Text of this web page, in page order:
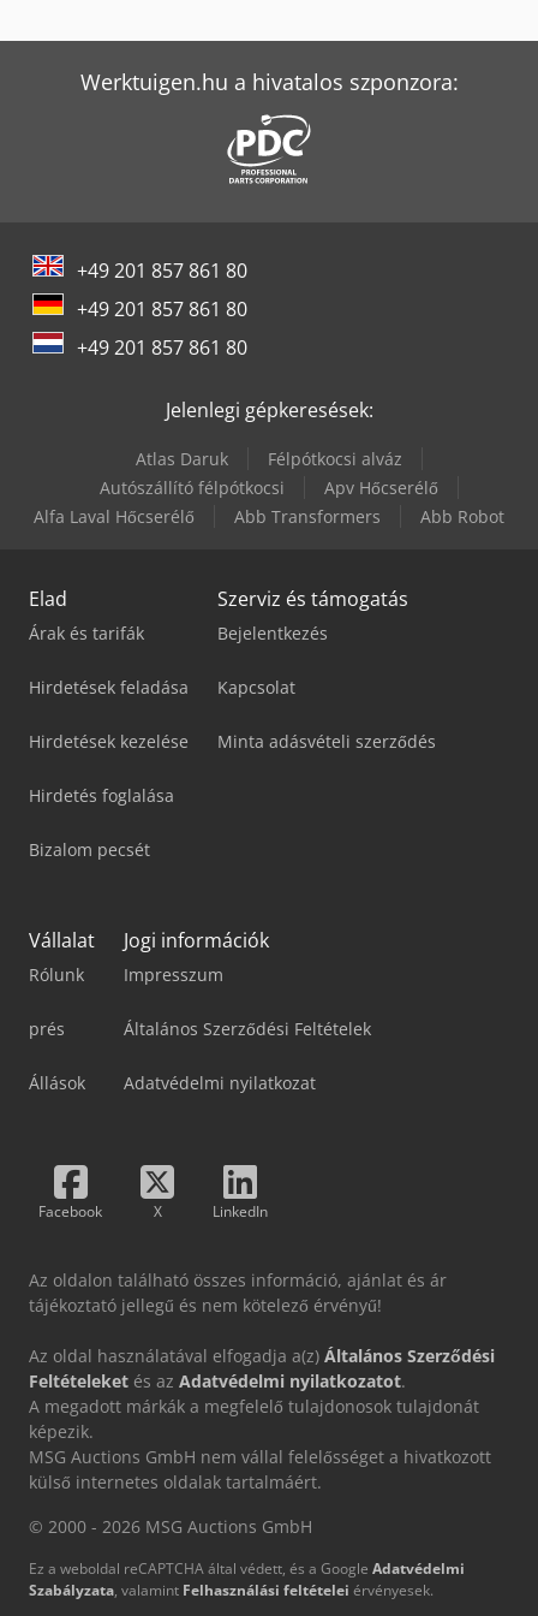
Werktuigen.hu a hivatalos szponzora:
+49 201 857 861 80
+49 201 857 861 80
+49 201 857 861 80
Jelenlegi gépkeresések:
Atlas Daruk
Félpótkocsi alváz
Autószállító félpótkocsi
Apv Hőcserélő
Alfa Laval Hőcserélő
Abb Transformers Abb Robot
Elad
Árak és tarifák
Hirdetések feladása
Hirdetések kezelése
Hirdetés foglalása
Bizalom pecsét
Szerviz és támogatás
Bejelentkezés
Kapcsolat
Minta adásvételi szerződés
Vállalat
Rólunk
prés
Állások
Jogi információk
Impresszum
Általános Szerződési Feltételek
Adatvédelmi nyilatkozat
Facebook X LinkedIn
Az oldalon található összes információ, ajánlat és ár
tájékoztató jellegű és nem kötelező érvényű!
Az oldal használatával elfogadja a(z) Általános Szerződési
Feltételeket és az Adatvédelmi nyilatkozatot.
A megadott márkák a megfelelő tulajdonosok tulajdonát
képezik.
MSG Auctions GmbH nem vállal felelősséget a hivatkozott
külső internetes oldalak tartalmáért.
© 2000 - 2026 MSG Auctions GmbH
Ez a weboldal reCAPTCHA által védett, és a Google Adatvédelmi
Szabályzata, valamint Felhasználási feltételei érvényesek.